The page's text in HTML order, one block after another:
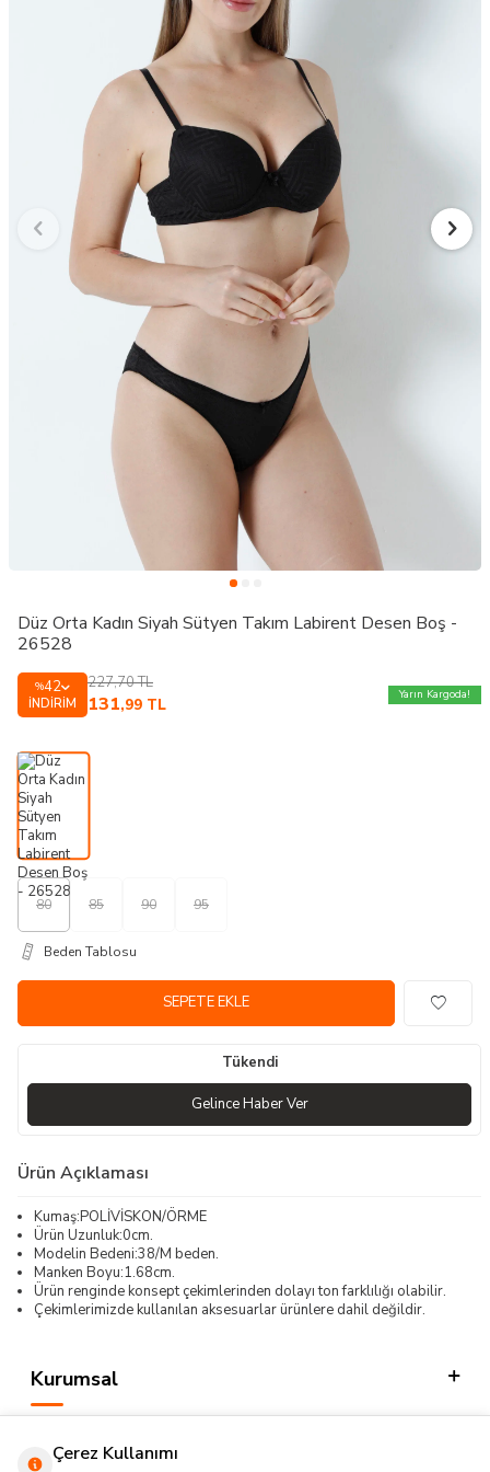
Düz Orta Kadın Siyah Sütyen Takım Labirent Desen Boş -
26528
%42
İNDIRIM
227,70TL
131,99 TL
Yarın Kargoda!
80 85 90 95
Beden Tablosu
SEPETE EKLE
Tükendi
Gelince Haber Ver
Ürün Açıklaması
Kumaş:POLİVİSKON/ÖRME
Ürün Uzunluk:0cm.
Modelin Bedeni:38/M beden.
Manken Boyu:1.68cm.
Ürün renginde konsept çekimlerinden dolayı ton farklılığı olabilir.
Çekimlerimizde kullanılan aksesuarlar ürünlere dahil değildir.
Kurumsal
Çerez Kullanımı